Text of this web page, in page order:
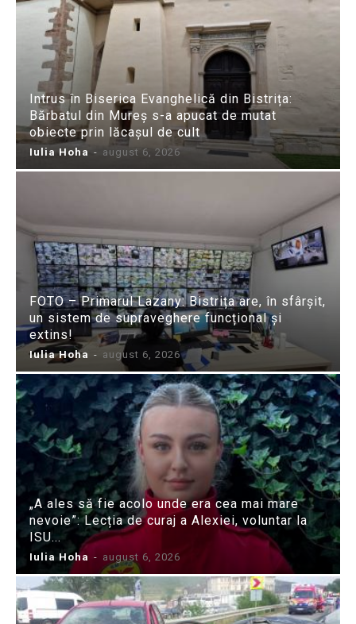
Intrus în Biserica Evanghelică din Bistrița:
Bărbatul din Mureș s-a apucat de mutat
obiecte prin lăcașul de cult
Iulia Hoha - august 6, 2026
FOTO – Primarul Lazany: Bistrița are, în sfârșit,
un sistem de supraveghere funcțional și
extins!
Iulia Hoha - august 6, 2026
„A ales să fie acolo unde era cea mai mare
nevoie”: Lecția de curaj a Alexiei, voluntar la
ISU...
Iulia Hoha - august 6, 2026